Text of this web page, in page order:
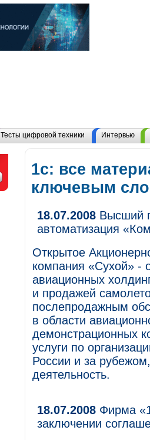
Тесты цифровой техники Интервью
1с: все
ключевым
18.07.2008 Высший
автоматизация
Открытое
компания «Сухой» -
авиационных
и продажей
послепродажным
в области
демонстрационных
услуги по
России и за
деятельность.
18.07.2008 Фирма
заключении